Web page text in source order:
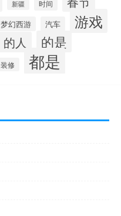
新疆 时间
梦幻西游 汽车 游戏
的人 的是
装修 都是